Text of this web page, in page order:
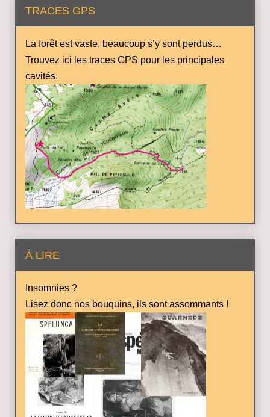
TRACES GPS
La forêt est vaste, beaucoup s’y sont perdus…
Trouvez ici les traces GPS pour les principales
cavités.
À LIRE
Insomnies ?
Lisez donc nos bouquins, ils sont assommants !